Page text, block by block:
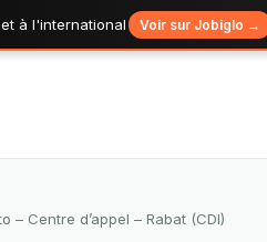
à l'international Voir sur Jobiglo →
– Centre d’appel – Rabat (CDI)